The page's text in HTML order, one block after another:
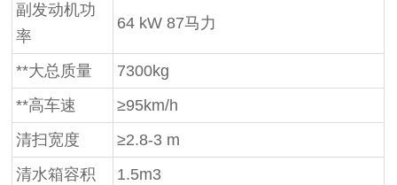
副发动机功
率
64 kW 87马力
**大总质量
7300kg
**高车速
≥95km/h
清扫宽度
≥2.8-3 m
清水箱容积
1.5m3